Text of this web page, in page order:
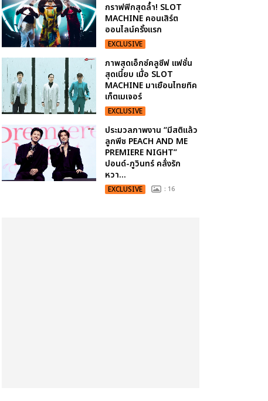
กราฟฟิกสุดล้ำ! SLOT
MACHINE คอนเสิร์ต
ออนไลน์ครั้งแรก
EXCLUSIVE
ภาพสุดเอ็กซ์คลูซีฟ แฟชั่น
สุดเนี้ยบ เมื่อ SLOT
MACHINE มาเยือนไทยทิค
เก็ตเมเจอร์
EXCLUSIVE
ประมวลภาพงาน “มีสติแล้ว
ลูกพีช PEACH AND ME
PREMIERE NIGHT”
ปอนด์-ภูวินทร์ คลั่งรัก
หวา...
EXCLUSIVE : 16